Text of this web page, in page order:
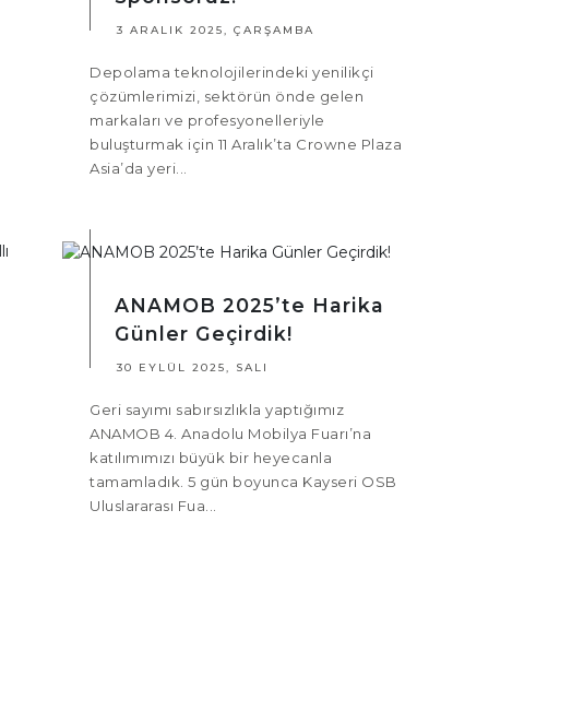
3 ARALIK 2025, ÇARŞAMBA
Depolama teknolojilerindeki yenilikçi
çözümlerimizi, sektörün önde gelen
markaları ve profesyonelleriyle
buluşturmak için 11 Aralık’ta Crowne Plaza
Asia’da yeri...
ANAMOB 2025’te Harika
Günler Geçirdik!
30 EYLÜL 2025, SALI
Geri sayımı sabırsızlıkla yaptığımız
ANAMOB 4. Anadolu Mobilya Fuarı’na
katılımımızı büyük bir heyecanla
tamamladık. 5 gün boyunca Kayseri OSB
Uluslararası Fua...